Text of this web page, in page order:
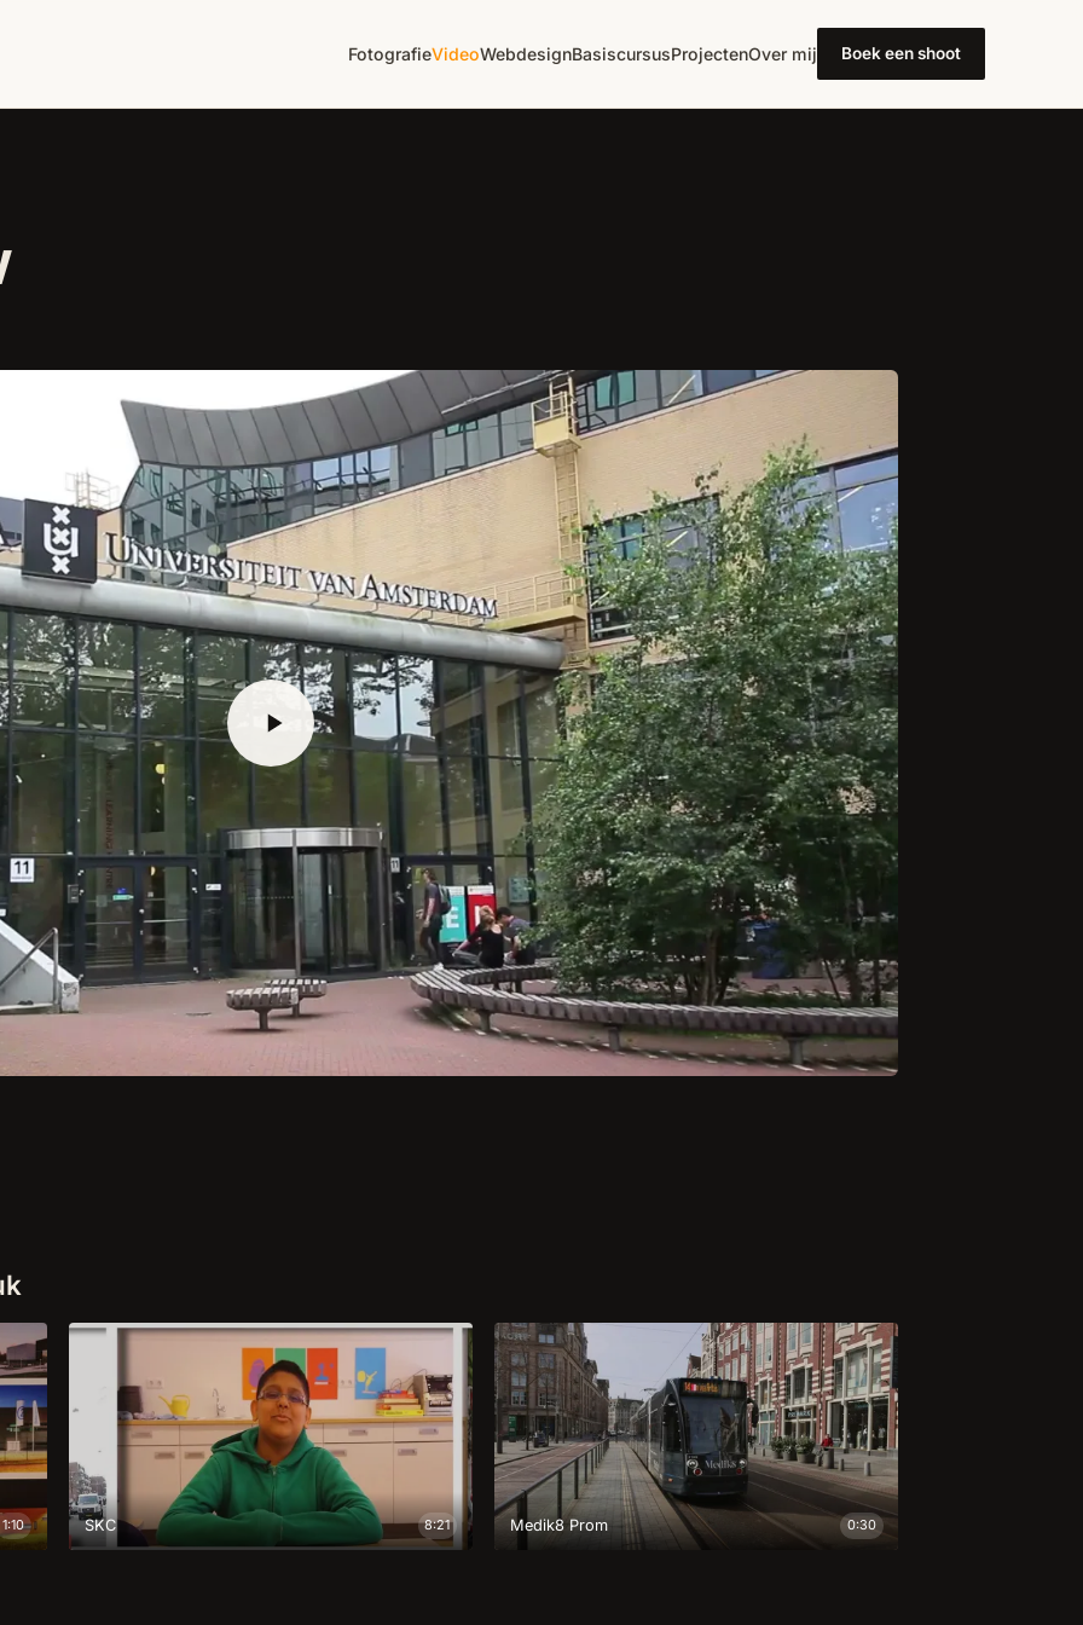
FotografieVideoWebdesignBasiscursusProjectenOver mij Boek een shoot
1:10 SKC 8:21 Medik8 Prom 0:30